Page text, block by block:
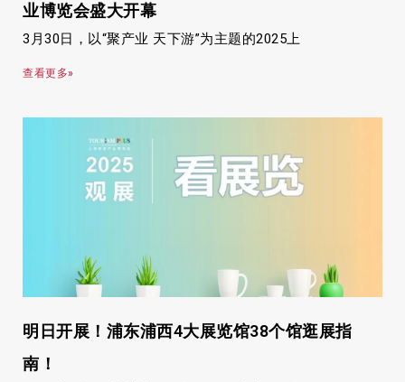
业博览会盛大开幕
3月30日，以“聚产业 天下游”为主题的2025上
查看更多»
明日开展！浦东浦西4大展览馆38个馆逛展指
南！